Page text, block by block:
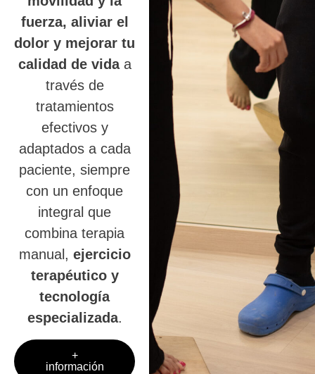
fuerza, aliviar el
dolor y mejorar tu
calidad de vidaa
través de
tratamientos
efectivos y
adaptados a cada
paciente, siempre
con un enfoque
integral que
combina terapia
manual, ejercicio
terapéutico y
tecnología
especializada.
+
información